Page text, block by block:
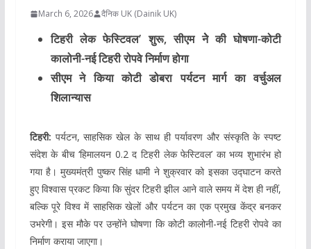
March 6, 2026 दैनिक UK (Dainik UK)
टिहरी लेक फेस्टिवल’ शुरू, सीएम नेे की घोषणा-कोटी
कालोनी-नई टिहरी रोपवे निर्माण होगा
सीएम ने किया कोटी डोबरा पर्यटन मार्ग का वर्चुअल
शिलान्यास
टिहरी: पर्यटन, साहसिक खेल के साथ ही पर्यावरण और संस्कृति के स्पष्ट
संदेश के बीच ‘हिमालयन 0.2 द टिहरी लेक फेस्टिवल’ का भव्य शुभारंभ हो
गया है। मुख्यमंत्री पुष्कर सिंह धामी ने शुक्रवार को इसका उद्घाटन करते
हुए विश्वास प्रकट किया कि सुंदर टिहरी झील आने वाले समय में देश ही नहीं,
बल्कि पूरे विश्व में साहसिक खेलों और पर्यटन का एक प्रमुख केंद्र बनकर
उभरेगी। इस मौके पर उन्होंने घोषणा कि कोटी कालोनी-नई टिहरी रोपवे का
निर्माण कराया जाएगा।